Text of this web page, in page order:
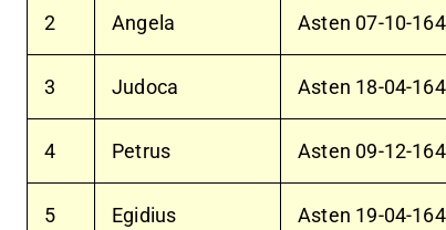
2 Angela Asten 07-10-
3 Judoca Asten 18-04-
4 Petrus Asten 09-12-
5 Egidius Asten 19-04-